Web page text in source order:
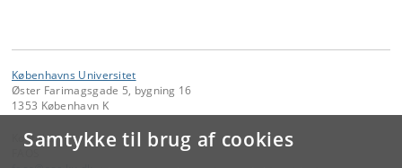
Samtykke til brug af cookies
Københavns Universitet
Øster Farimagsgade 5, bygning 16
1353 København K
Kontakt: